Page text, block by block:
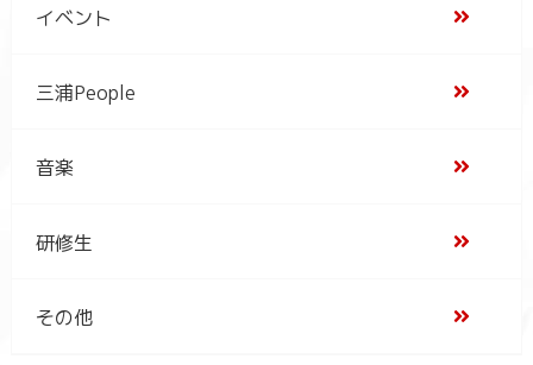
イベント
三浦People
音楽
研修生
その他